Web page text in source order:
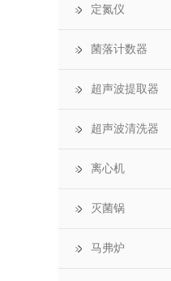
定氮仪
菌落计数器
超声波提取器
超声波清洗器
离心机
灭菌锅
马弗炉